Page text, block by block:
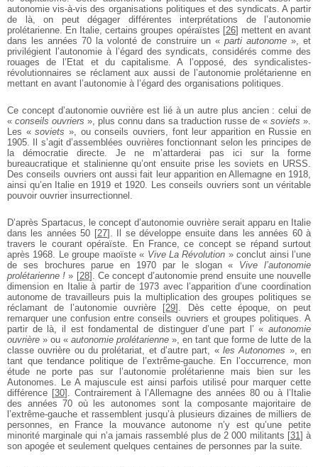
autonomie vis-à-vis des organisations politiques et des syndicats. A partir
de là, on peut dégager différentes interprétations de l’autonomie
prolétarienne. En Italie, certains groupes opéraïstes [26] mettent en avant
dans les années 70 la volonté de construire un « parti autonome», et
privilégient l’autonomie à l’égard des syndicats, considérés comme des
rouages de l’Etat et du capitalisme. A l’opposé, des syndicalistes-
révolutionnaires se réclament aux aussi de l’autonomie prolétarienne en
mettant en avant l’autonomie à l’égard des organisations politiques.
Ce concept d’autonomie ouvrière est lié à un autre plus ancien : celui de
« conseils ouvriers », plus connu dans sa traduction russe de « soviets ».
Les «soviets », ou conseils ouvriers, font leur apparition en Russie en
1905. Il s’agit d’assemblées ouvrières fonctionnant selon les principes de
la démocratie directe. Je ne m’attarderai pas ici sur la forme
bureaucratique et stalinienne qu’ont ensuite prise les soviets en URSS.
Des conseils ouvriers ont aussi fait leur apparition en Allemagne en 1918,
ainsi qu’en Italie en 1919 et 1920. Les conseils ouvriers sont un véritable
pouvoir ouvrier insurrectionnel.
D’après Spartacus, le concept d’autonomie ouvrière serait apparu en Italie
dans les années 50 [27] . Il se développe ensuite dans les années 60 à
travers le courant opéraïste. En France, ce concept se répand surtout
après 1968. Le groupe maoïste « Vive La Révolution » conclut ainsi l’une
de ses brochures parue en 1970 par le slogan « Vive l’autonomie
prolétarienne ! » [28] . Ce concept d’autonomie prend ensuite une nouvelle
dimension en Italie à partir de 1973 avec l’apparition d’une coordination
autonome de travailleurs puis la multiplication des groupes politiques se
réclamant de l’autonomie ouvrière [29] . Dès cette époque, on peut
remarquer une confusion entre conseils ouvriers et groupes politiques. A
partir de là, il est fondamental de distinguer d’une part l’ « autonomie
ouvrière » ou « autonomie prolétarienne », en tant que forme de lutte de la
classe ouvrière ou du prolétariat, et d’autre part, « les Autonomes », en
tant que tendance politique de l’extrême-gauche. En l’occurrence, mon
étude ne porte pas sur l’autonomie prolétarienne mais bien sur les
Autonomes. Le A majuscule est ainsi parfois utilisé pour marquer cette
différence [30] . Contrairement à l’Allemagne des années 80 ou à l’Italie
des années 70 où les autonomes sont la composante majoritaire de
l’extrême-gauche et rassemblent jusqu’à plusieurs dizaines de milliers de
personnes, en France la mouvance autonome n’y est qu’une petite
minorité marginale qui n’a jamais rassemblé plus de 2 000 militants [31] à
son apogée et seulement quelques centaines de personnes par la suite.